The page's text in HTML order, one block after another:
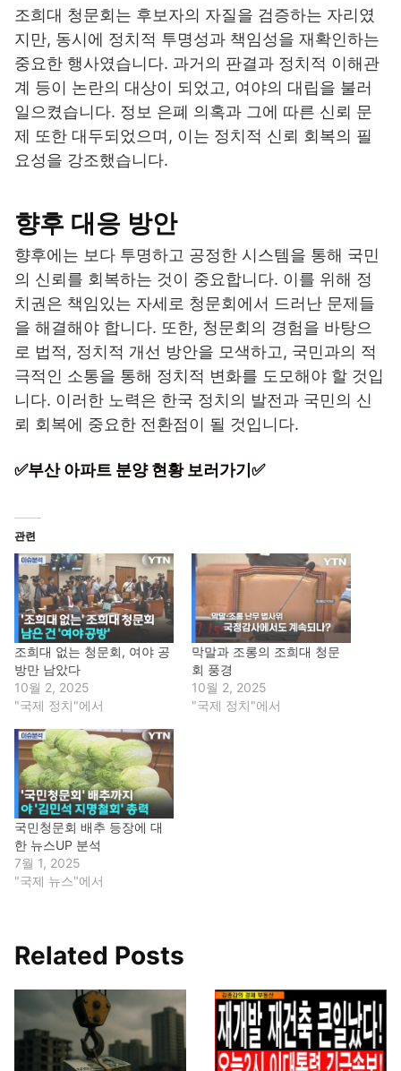
조희대 청문회는 후보자의 자질을 검증하는 자리였
지만, 동시에 정치적 투명성과 책임성을 재확인하는
중요한 행사였습니다. 과거의 판결과 정치적 이해관
계 등이 논란의 대상이 되었고, 여야의 대립을 불러
일으켰습니다. 정보 은폐 의혹과 그에 따른 신뢰 문
제 또한 대두되었으며, 이는 정치적 신뢰 회복의 필
요성을 강조했습니다.
향후 대응 방안
향후에는 보다 투명하고 공정한 시스템을 통해 국민
의 신뢰를 회복하는 것이 중요합니다. 이를 위해 정
치권은 책임있는 자세로 청문회에서 드러난 문제들
을 해결해야 합니다. 또한, 청문회의 경험을 바탕으
로 법적, 정치적 개선 방안을 모색하고, 국민과의 적
극적인 소통을 통해 정치적 변화를 도모해야 할 것입
니다. 이러한 노력은 한국 정치의 발전과 국민의 신
뢰 회복에 중요한 전환점이 될 것입니다.
✅부산 아파트 분양 현황 보러가기✅
관련
조희대 없는 청문회, 여야 공
방만 남았다
10월 2, 2025
"국제 정치"에서
막말과 조롱의 조희대 청문
회 풍경
10월 2, 2025
"국제 정치"에서
국민청문회 배추 등장에 대
한 뉴스UP 분석
7월 1, 2025
"국제 뉴스"에서
Related Posts